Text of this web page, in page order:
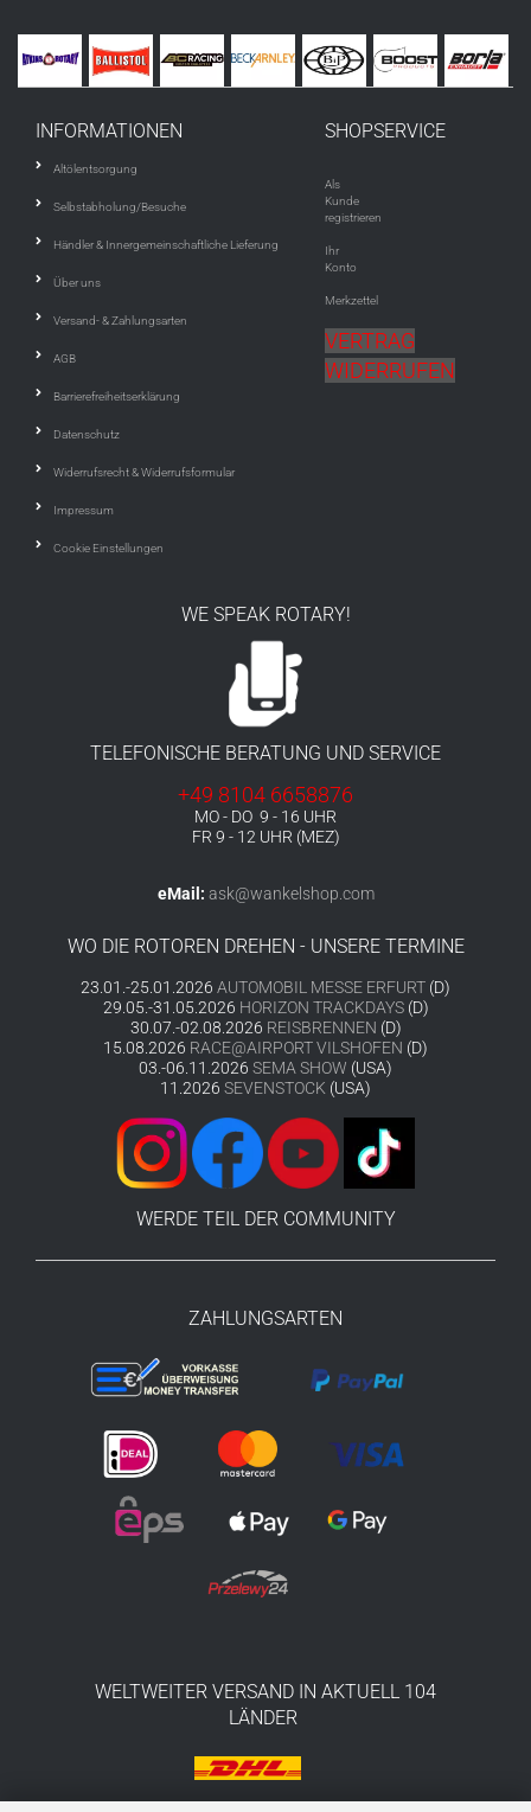
INFORMATIONEN
Altölentsorgung
Selbstabholung/Besuche
Händler & Innergemeinschaftliche Lieferung
Über uns
Versand- & Zahlungsarten
AGB
Barrierefreiheitserklärung
Datenschutz
Widerrufsrecht & Widerrufsformular
Impressum
Cookie Einstellungen
SHOPSERVICE
Als
Kunde
registrieren
Ihr
Konto
Merkzettel
VERTRAG
WIDERRUFEN
WE SPEAK ROTARY!
TELEFONISCHE BERATUNG UND SERVICE
+49 8104 6658876
MO - DO 9 - 16 UHR
FR 9 - 12 UHR (MEZ)
eMail: ask@wankelshop.com
WO DIE ROTOREN DREHEN - UNSERE TERMINE
23.01.-25.01.2026 AUTOMOBIL MESSE ERFURT (D)
29.05.-31.05.2026 HORIZON TRACKDAYS(D)
30.07.-02.08.2026 REISBRENNEN (D)
15.08.2026 RACE@AIRPORT VILSHOFEN (D)
03.-06.11.2026 SEMA SHOW (USA)
11.2026 SEVENSTOCK (USA)
WERDE TEIL DER COMMUNITY
ZAHLUNGSARTEN
WELTWEITER VERSAND IN AKTUELL 104
LÄNDER